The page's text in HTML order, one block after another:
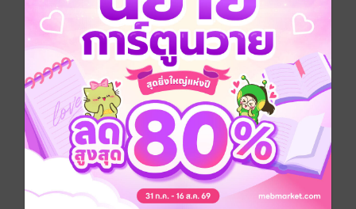
*********************
ถ้าอยากสมหวังกับพี่ละก็พอมีวิธีนะ แต่พรีมต้องใช้จินตนา
กรเยอะหน่อย...สมมุติเอาสิ
พี่ธีร์อย่าพลาดไปคว้าผู้หญิงไร้สมองมาเป็นภรรยาแล้วกัน
เพราะถ้าพลาดเมื่อไรละก็...พรีมจะสมน้ำหน้าให้สาสมที
เดียว!
โอเค เป็นคู่วิวาห์มันยาก งั้นเราสองคนก็เป็นคู่วิวาทกันก็